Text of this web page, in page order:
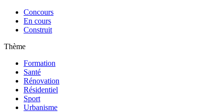
Concours
En cours
Construit
Thème
Formation
Santé
Rénovation
Résidentiel
Sport
Urbanisme